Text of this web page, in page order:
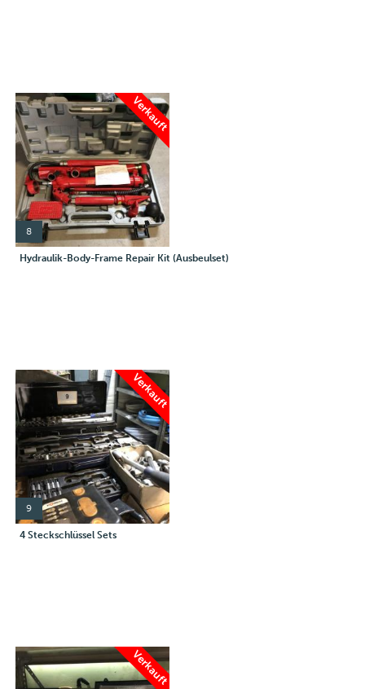
Verkauft
8
Hydraulik-Body-Frame Repair Kit (Ausbeulset)
Verkauft
9
4 Steckschlüssel Sets
Verkauft